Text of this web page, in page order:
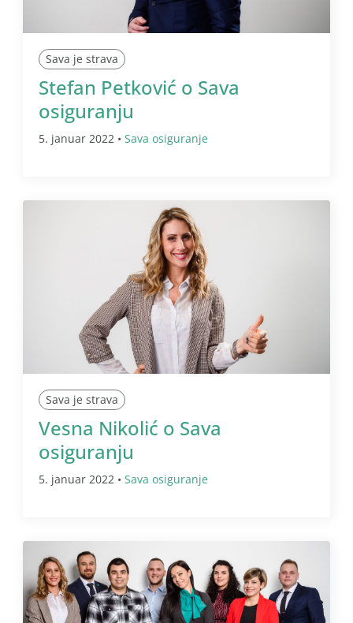
Sava je strava
Stefan Petković o Sava
osiguranju
5. januar 2022 • Sava osiguranje
Sava je strava
Vesna Nikolić o Sava
osiguranju
5. januar 2022 • Sava osiguranje